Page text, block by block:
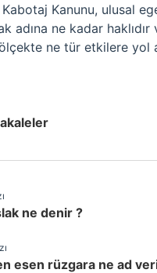
Kanunu, ulusal
adına ne kadar
ne tür etkilere yol
ne denir ?
esen rüzgara ne ad